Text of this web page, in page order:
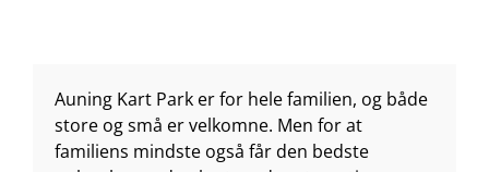
Auning Kart Park er for hele familien, og både
store og små er velkomne. Men for at
familiens mindste også får den bedste